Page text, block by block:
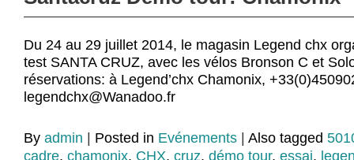
Du 24 au 29 juillet 2014, le magasin Legend chx
test SANTA CRUZ, avec les vélos Bronson C et
réservations: à Legend’chx Chamonix,
legendchx@Wanadoo.fr
By admin Posted in Evénements Also tagged
cadre, chamonix, CHX, cruz, démo tour, essai,